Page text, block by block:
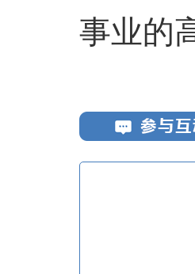
事业的